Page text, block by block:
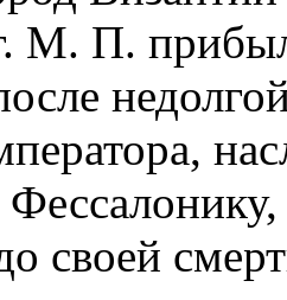
М. П. прибыл
своей